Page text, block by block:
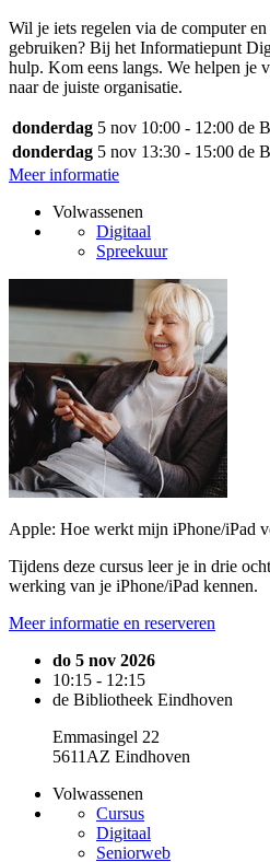
Wil je iets regelen via de computer
gebruiken? Bij het Informatiepunt
hulp. Kom eens langs. We helpen je
naar de juiste organisatie.
donderdag 5 nov 10:00 - 12:00 de
donderdag 5 nov 13:30 - 15:00 de
Meer informatie
Volwassenen
Digitaal
Spreekuur
Apple: Hoe werkt mijn iPhone/iPad
Tijdens deze cursus leer je in drie
werking van je iPhone/iPad kennen.
Meer informatie en reserveren
do 5 nov 2026
10:15 - 12:15
de Bibliotheek Eindhoven
Emmasingel 22
5611AZ Eindhoven
Volwassenen
Cursus
Digitaal
Seniorweb